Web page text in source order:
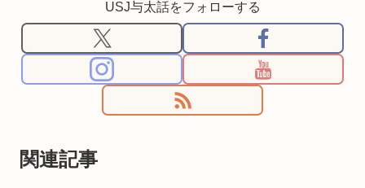
USJ与太話をフォローする
関連記事